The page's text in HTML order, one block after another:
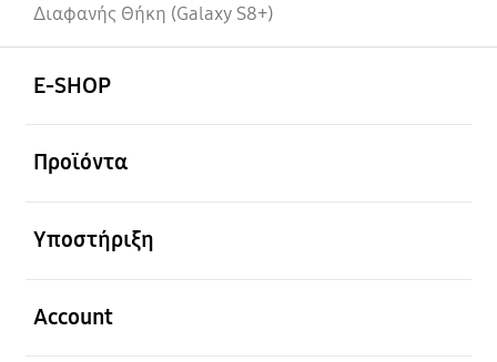
Διαφανής Θήκη (Galaxy S8+)
E-SHOP
Προϊόντα
Υποστήριξη
Account